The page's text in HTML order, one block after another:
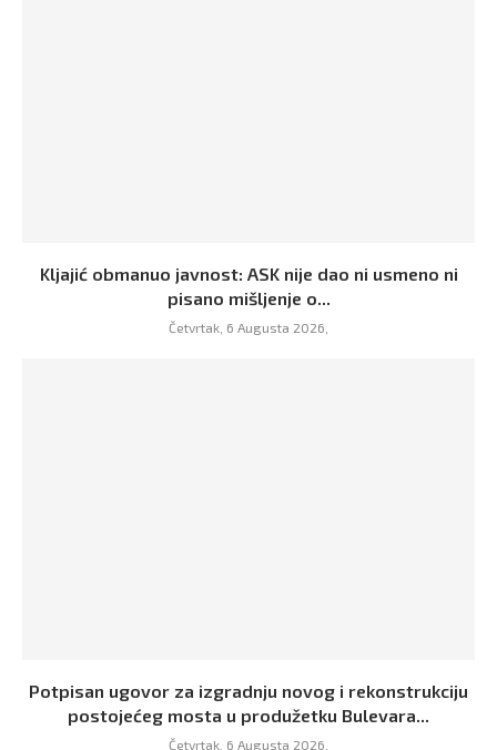
Kljajić obmanuo javnost: ASK nije dao ni usmeno ni
pisano mišljenje o...
Četvrtak, 6 Augusta 2026,
Potpisan ugovor za izgradnju novog i rekonstrukciju
postojećeg mosta u produžetku Bulevara...
Četvrtak, 6 Augusta 2026,